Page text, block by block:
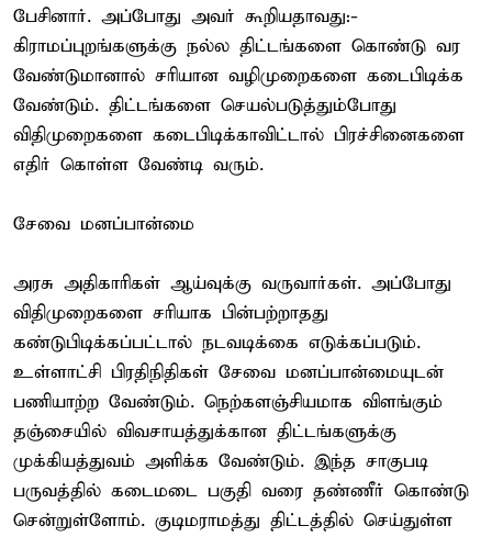
பேசினார். அப்போது அவர் கூறியதாவது:-
கிராமப்புறங்களுக்கு நல்ல திட்டங்களை கொண்டு வர
வேண்டுமானால் சரியான வழிமுறைகளை கடைபிடிக்க
வேண்டும். திட்டங்களை செயல்படுத்தும்போது
விதிமுறைகளை கடைபிடிக்காவிட்டால் பிரச்சினைகளை
எதிர் கொள்ள வேண்டி வரும்.
சேவை மனப்பான்மை
அரசு அதிகாரிகள் ஆய்வுக்கு வருவார்கள். அப்போது
விதிமுறைகளை சரியாக பின்பற்றாதது
கண்டுபிடிக்கப்பட்டால் நடவடிக்கை எடுக்கப்படும்.
உள்ளாட்சி பிரதிநிதிகள் சேவை மனப்பான்மையுடன்
பணியாற்ற வேண்டும். நெற்களஞ்சியமாக விளங்கும்
தஞ்சையில் விவசாயத்துக்கான திட்டங்களுக்கு
முக்கியத்துவம் அளிக்க வேண்டும். இந்த சாகுபடி
பருவத்தில் கடைமடை பகுதி வரை தண்ணீர் கொண்டு
சென்றுள்ளோம். குடிமராமத்து திட்டத்தில் செய்துள்ள